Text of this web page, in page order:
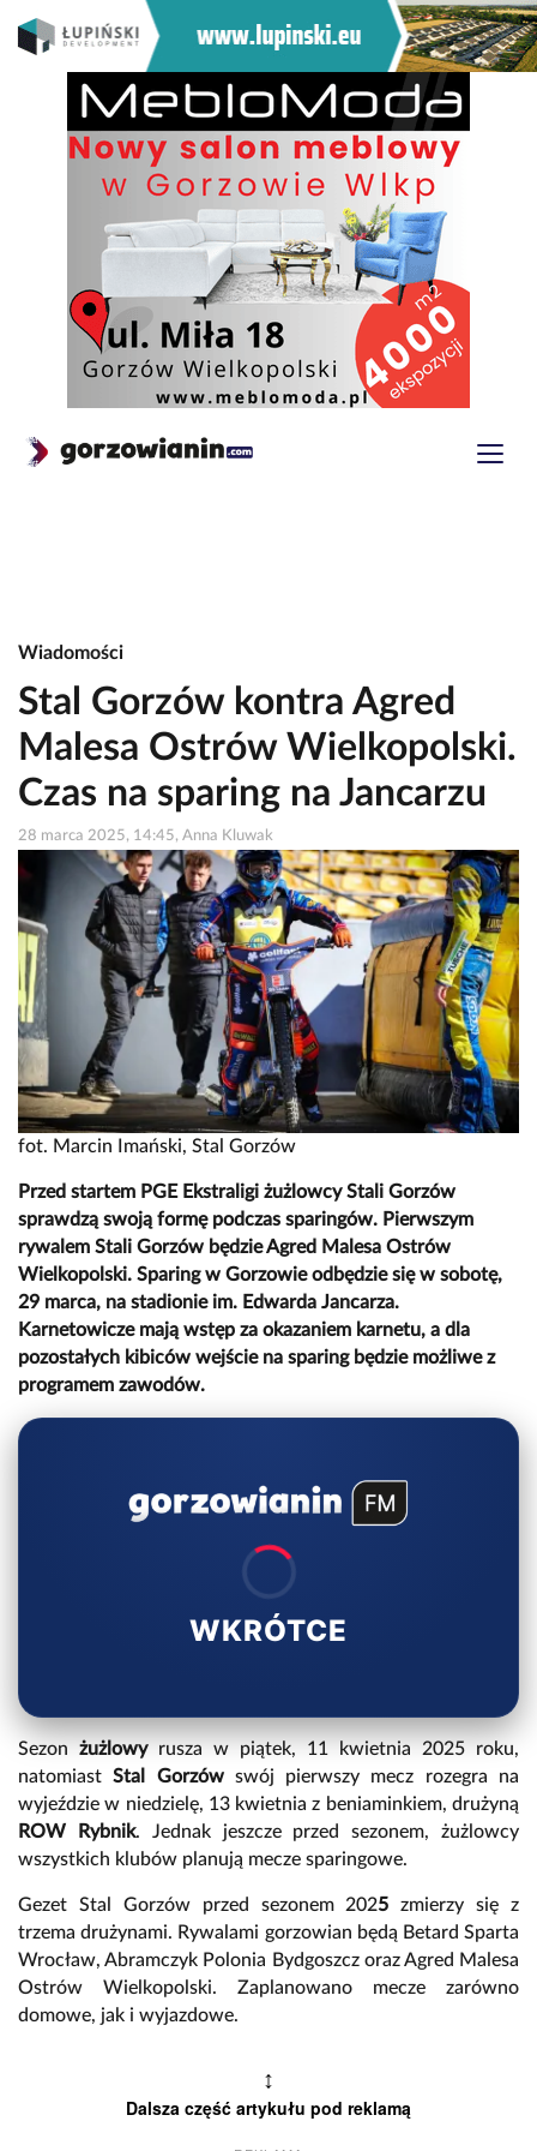
Wiadomości
Stal Gorzów kontra Agred
Malesa Ostrów Wielkopolski.
Czas na sparing na Jancarzu
28 marca 2025, 14:45, Anna Kluwak
fot. Marcin Imański, Stal Gorzów
Przed startem PGE Ekstraligi żużlowcy Stali Gorzów
sprawdzą swoją formę podczas sparingów. Pierwszym
rywalem Stali Gorzów będzie Agred Malesa Ostrów
Wielkopolski. Sparing w Gorzowie odbędzie się w sobotę,
29 marca, na stadionie im. Edwarda Jancarza.
Karnetowicze mają wstęp za okazaniem karnetu, a dla
pozostałych kibiców wejście na sparing będzie możliwe z
programem zawodów.
WKRÓTCE
Sezon żużlowyrusza w piątek, 11 kwietnia 2025 roku,
natomiastStal Gorzówswój pierwszy mecz rozegra na
wyjeździe w niedzielę, 13 kwietnia z beniaminkiem, drużyną
ROW Rybnik. Jednak jeszcze przed sezonem, żużlowcy
wszystkich klubów planują mecze sparingowe.
Gezet Stal Gorzów przed sezonem 2025 zmierzy się z
trzema drużynami. Rywalami gorzowian będą Betard Sparta
Wrocław, Abramczyk Polonia Bydgoszcz oraz Agred Malesa
Ostrów Wielkopolski. Zaplanowano mecze zarówno
domowe, jak i wyjazdowe.
↕
Dalsza część artykułu pod reklamą